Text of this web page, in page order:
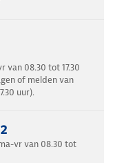
van 08.30 tot 17.30
of melden van
uur).
vr van 08.30 tot